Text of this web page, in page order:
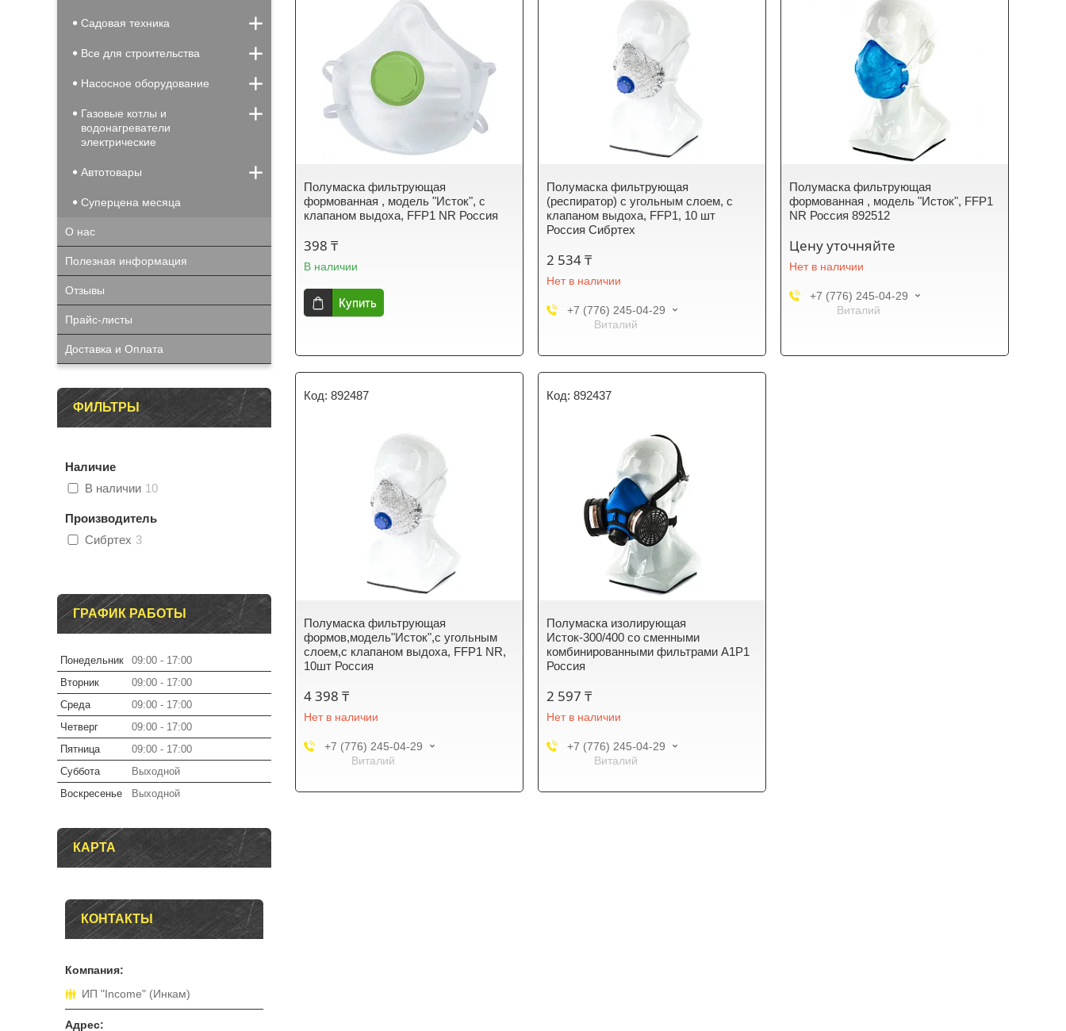
Полумаска фильтрующая
формованная , модель "Исток", с
клапаном выдоха, FFP1 NR Россия
398 ₸
В наличии
Купить
Полумаска фильтрующая
(респиратор) c угольным слоем, с
клапаном выдоха, FFP1, 10 шт
Россия Сибртех
2 534 ₸
Нет в наличии
+7 (776) 245-04-29
Виталий
Полумаска фильтрующая
формованная , модель "Исток", FFP1
NR Россия 892512
Цену уточняйте
Нет в наличии
+7 (776) 245-04-29
Виталий
892487
Полумаска фильтрующая
формов,модель"Исток",с угольным
слоем,с клапаном выдоха, FFP1 NR,
10шт Россия
4 398 ₸
Нет в наличии
+7 (776) 245-04-29
Виталий
892437
Полумаска изолирующая
Исток-300/400 со сменными
комбинированными фильтрами А1Р1
Россия
2 597 ₸
Нет в наличии
+7 (776) 245-04-29
Виталий
Садовая техника
Все для строительства
Насосное оборудование
Газовые котлы и
водонагреватели
электрические
Автотовары
Суперцена месяца
О нас
Полезная информация
Отзывы
Прайс-листы
Доставка и Оплата
ФИЛЬТРЫ
Наличие
В наличии 10
Производитель
Сибртех 3
ГРАФИК РАБОТЫ
Понедельник 09:00
17:00
Вторник
09:00
17:00
Среда
09:00
17:00
Четверг
09:00
17:00
Пятница
09:00
17:00
Суббота
Выходной
Воскресенье
Выходной
КАРТА
КОНТАКТЫ
ИП "Income" (Инкам)